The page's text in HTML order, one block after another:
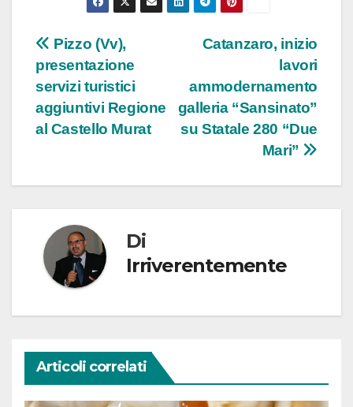
Navigazione
articoli
Catanzaro, inizio
lavori
ammodernamento
galleria “Sansinato”
su Statale 280 “Due
Mari”
Pizzo (Vv),
presentazione
servizi turistici
aggiuntivi Regione
al Castello Murat
Di
Irriverentemente
Articoli correlati